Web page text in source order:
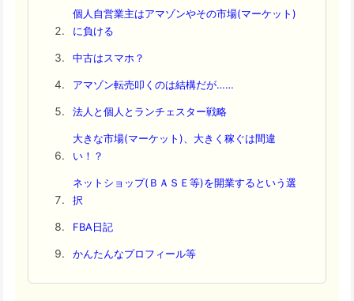
個人自営業主はアマゾンやその市場(マーケット)
に負ける
中古はスマホ？
アマゾン転売叩くのは結構だが……
法人と個人とランチェスター戦略
大きな市場(マーケット)、大きく稼ぐは間違
い！？
ネットショップ(ＢＡＳＥ等)を開業するという選
択
FBA日記
かんたんなプロフィール等